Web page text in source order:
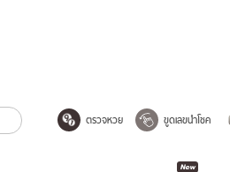
ตรวจหวย ขูดเลขนำโชค